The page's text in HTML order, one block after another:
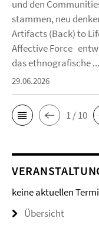
und den
stammen, neu
Artifacts (Back) to
Affective Force
das ethnografische ...
29.06.2026
1 / 10
keine aktuellen
Übersicht